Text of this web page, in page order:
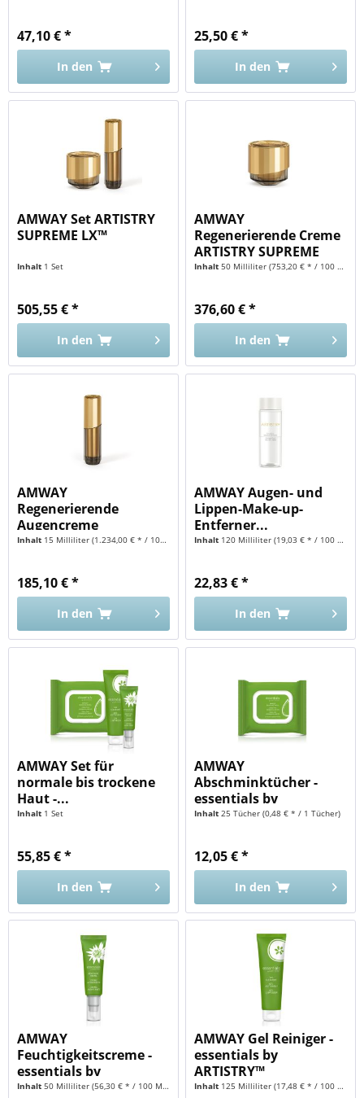
47,10 € *
In den
25,50 € *
In den
AMWAY Set ARTISTRY
SUPREME LX™
Inhalt 1 Set
505,55 € *
In den
AMWAY
Regenerierende Creme
ARTISTRY SUPREME
LX™
Inhalt50 Milliliter(753,20 € * / 100 Milliliter)
376,60 € *
In den
AMWAY
Regenerierende
Augencreme
ARTISTRY...
Inhalt 15 Milliliter(1.234,00 € * / 100 Milliliter)
185,10 € *
In den
AMWAY Augen- und
Lippen-Make-up-
Entferner...
Inhalt 120 Milliliter(19,03 € * / 100 Milliliter)
22,83 € *
In den
AMWAY Set für
normale bis trockene
Haut -...
Inhalt 1 Set
55,85 € *
In den
AMWAY
Abschminktücher -
essentials by
ARTISTRY™
Inhalt25 Tücher(0,48 € * / 1 Tücher)
12,05 € *
In den
AMWAY
Feuchtigkeitscreme -
essentials by
ARTISTRY™
Inhalt50 Milliliter(56,30 € * / 100 Milliliter)
AMWAY Gel Reiniger -
essentials by
ARTISTRY™
Inhalt 125 Milliliter(17,48 € * / 100 Milliliter)